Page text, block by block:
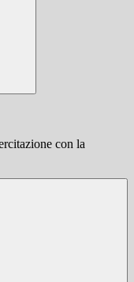
con la